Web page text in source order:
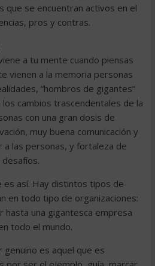
que se encuentran activos en el
pros y contras.
a tu mente cuando piensas
vienen a la memoria personas
“hombros de gigantes”
cambios trascendentales de la
con una gran dosis de
muy buena comunicación y
a las personas, y fortaleza de
es así. Hay distintos tipos de
en todo tipo de organizaciones:
hasta una gigantesca empresa
todo el mundo.
genuino es aquel que es